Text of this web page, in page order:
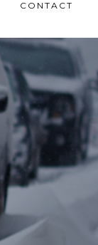
CONTACT